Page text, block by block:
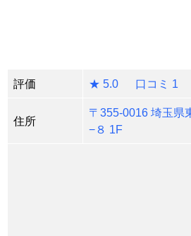
評価 ★ 5.0 口コミ 1
住所
〒355-0016 埼玉県
−８ 1F